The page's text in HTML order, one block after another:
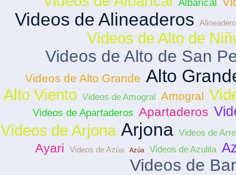
Albarical
Videos de Alineaderos
Videos de Alto de
Videos de Alto de San
Videos de Alto Grande Alto
Alto Viento Videos de Amogral Amogral
Videos de Apartaderos Apartaderos
Videos de Arjona Arjona Videos de
Ayari Videos de Azúa Azúa Videos de Azulita
Videos de